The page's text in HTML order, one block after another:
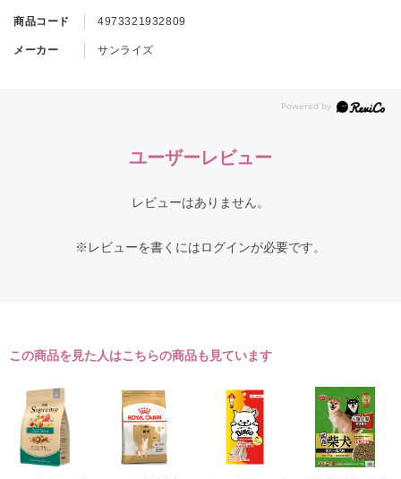
商品コード 4973321932809
メーカー サンライズ
ユーザーレビュー
レビューはありません。
※レビューを書くにはログインが必要です。
この商品を見た人はこちらの商品も見ています